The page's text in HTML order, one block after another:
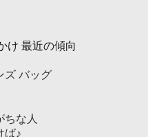
け 最近の傾向
ズ バッグ
ちな人
ば♪